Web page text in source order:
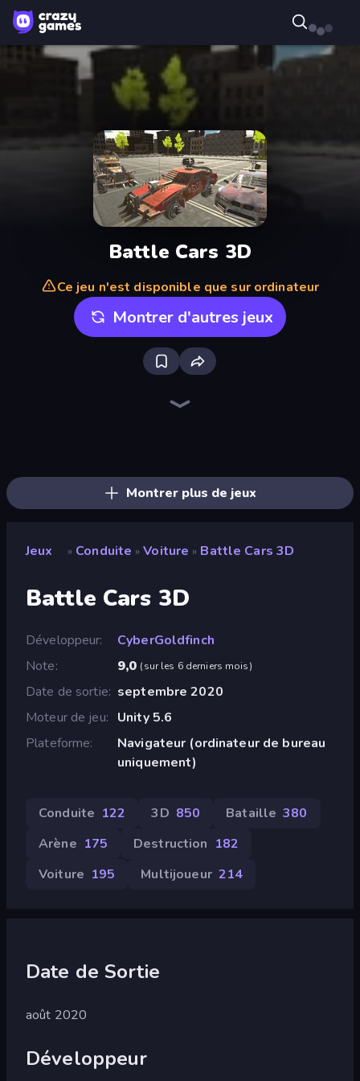
Battle Cars 3D
Ce jeu n'est disponible que sur ordinateur
Montrer d'autres jeux
Montrer plus de jeux
Jeux » Conduite » Voiture » Battle Cars 3D
Battle Cars 3D
Développeur
CyberGoldfinch
Note
9,0 (sur les 6 derniers mois)
Date de sortie septembre 2020
Moteur de jeu
Unity 5.6
Plateforme
Navigateur (ordinateur de bureau
uniquement)
Conduite 122 3D 850 Bataille 380
Arène 175 Destruction 182
Voiture 195 Multijoueur 214
Date de Sortie
août 2020
Développeur